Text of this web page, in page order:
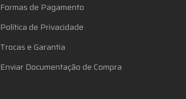
Formas de Pagamento
Política de Privacidade
Trocas e Garantia
Enviar Documentação de Compra